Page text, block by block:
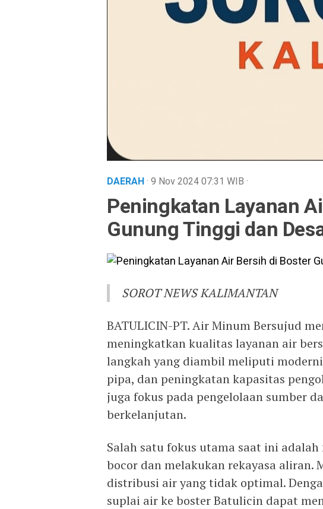
DAERAH· 9 Nov 202407:31 WIB ·
Peningkatan Layanan
Gunung Tinggi dan
SOROT NEWS KALIMANTAN
BATULICIN-PT. Air Minum Bersujud
meningkatkan kualitas layanan air
langkah yang diambil meliputi
pipa, dan peningkatan kapasitas
juga fokus pada pengelolaan sumber
berkelanjutan.
Salah satu fokus utama saat ini
bocor dan melakukan rekayasa aliran.
distribusi air yang tidak optimal.
suplai air ke boster Batulicin dapat